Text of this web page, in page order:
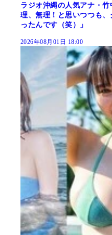
ラジオ沖縄の人気アナ・
理、無理！と思いつつも
ったんです（笑）」
2026年08月01日 18:00